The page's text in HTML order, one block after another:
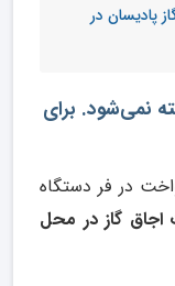
پادیسان در
نمی‌شود. برای
در فر دستگاه
اجاق گاز در محل